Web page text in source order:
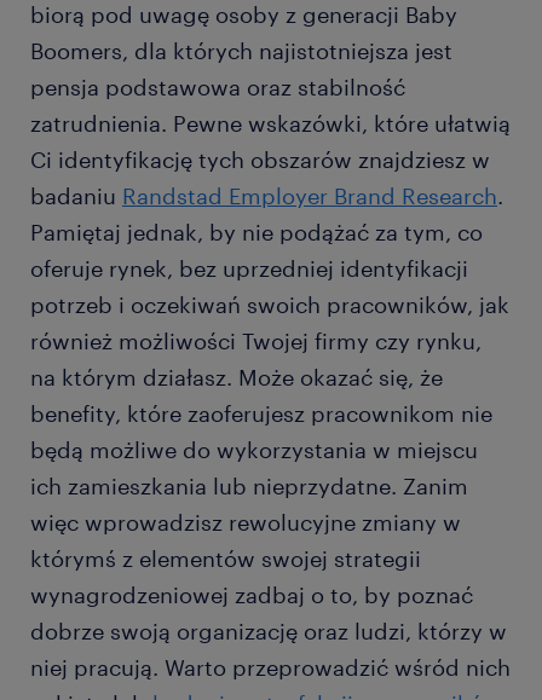
biorą pod uwagę osoby z generacji Baby
Boomers, dla których najistotniejsza jest
pensja podstawowa oraz stabilność
zatrudnienia. Pewne wskazówki, które ułatwią
Ci identyfikację tych obszarów znajdziesz w
badaniu Randstad Employer Brand Research.
Pamiętaj jednak, by nie podążać za tym, co
oferuje rynek, bez uprzedniej identyfikacji
potrzeb i oczekiwań swoich pracowników, jak
również możliwości Twojej firmy czy rynku,
na którym działasz. Może okazać się, że
benefity, które zaoferujesz pracownikom nie
będą możliwe do wykorzystania w miejscu
ich zamieszkania lub nieprzydatne. Zanim
więc wprowadzisz rewolucyjne zmiany w
którymś z elementów swojej strategii
wynagrodzeniowej zadbaj o to, by poznać
dobrze swoją organizację oraz ludzi, którzy w
niej pracują. Warto przeprowadzić wśród nich